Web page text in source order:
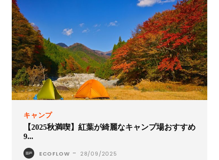
キャンプ
【2025秋満喫】紅葉が綺麗なキャンプ場おすすめ
9...
ECOFLOW - 28/09/2025